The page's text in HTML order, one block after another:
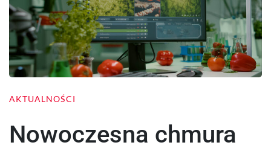
AKTUALNOŚCI
Nowoczesna chmura